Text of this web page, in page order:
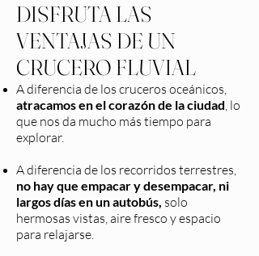
DISFRUTA LAS
VENTAJAS DE UN
CRUCERO FLUVIAL
A diferencia de los cruceros oceánicos,
atracamos en el corazón de la ciudad, lo
que nos da mucho más tiempo para
explorar.
A diferencia de los recorridos terrestres,
no hay que empacar y desempacar, ni
largos días en un autobús, solo
hermosas vistas, aire fresco y espacio
para relajarse.